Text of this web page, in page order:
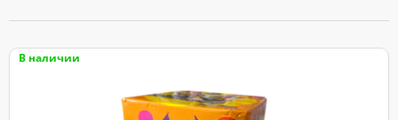
В наличии